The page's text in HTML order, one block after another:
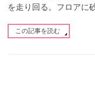
を走り回る。フロアに
この記事を読む